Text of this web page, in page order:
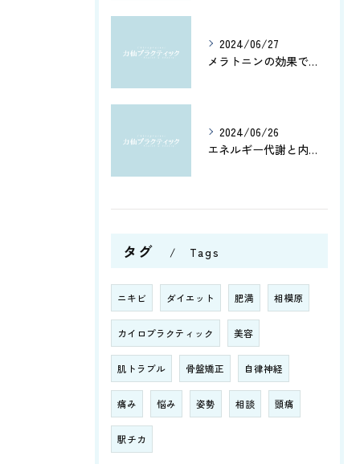
2024/06/27
メラトニンの効果で、よく眠れてホルモン分泌もアップ！カルシウムとアミノ酸で健康脳を維持しよう
2024/06/26
エネルギー代謝と内臓機能を改善！筋肉の活性化と骨盤調整がもたらす健康への効果とは？
タグ Tags
ニキビ ダイエット 肥満 相模原
カイロプラクティック 美容
肌トラブル 骨盤矯正 自律神経
痛み 悩み 姿勢 相談 頭痛
駅チカ